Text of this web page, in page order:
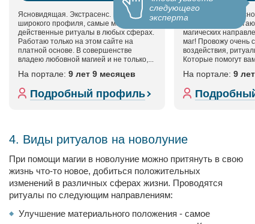
следующего
эксперта
Ясновидящая. Экстрасенс. Маг
широкого профиля, самые мощные и
действенные ритуалы в любых сферах.
Работаю только на этом сайте на
платной основе. В совершенстве
владею любовной магией и не только,...
На портале: 9 лет 9 месяцев
Подробный профиль
Потомственная
экстрасенс.
магических
маг! Провожу очень
воздействия,
Которые помогут
На портале: 9
4. Виды ритуалов на новолуние
При помощи магии в новолуние можно притянуть в свою
жизнь что-то новое, добиться положительных
изменений в различных сферах жизни. Проводятся
ритуалы по следующим направлениям:
Улучшение материального положения - самое